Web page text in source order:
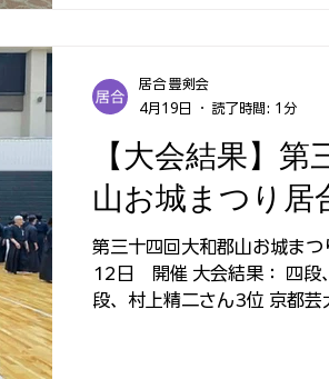
【大会結果】
山お城まつり
第三十四回大和郡山お城ま
12日 開催 大会結果： 四段
段、村上精二さん3位 京都
居合 豊剣会
4月19日
読了時間: 1分